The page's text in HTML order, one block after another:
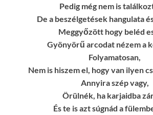
Pedig még nem is
De a beszélgetések hangulata
Meggyőzött hogy beléd
Gyönyörű arcodat nézem a
Folyamatosan,
Nem is hiszem el, hogy van ilyen
Annyira szép vagy,
Örülnék, ha karjaidba
És te is azt súgnád a